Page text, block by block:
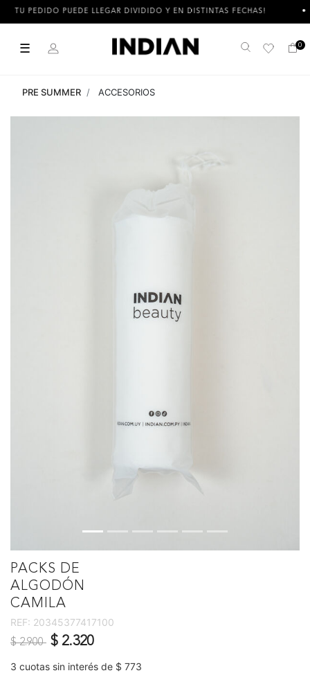
PEDIDO PUEDE LLEGAR DIVIDIDO Y EN DISTINTAS FECHAS!
☰ Buscar 0
PRE SUMMER ACCESORIOS
PACKS DE
ALGODÓN
CAMILA
REF: 20345377417100
Precio reducido de
$ 2.900 a$ 2.320
3 cuotas sin interés de $ 773